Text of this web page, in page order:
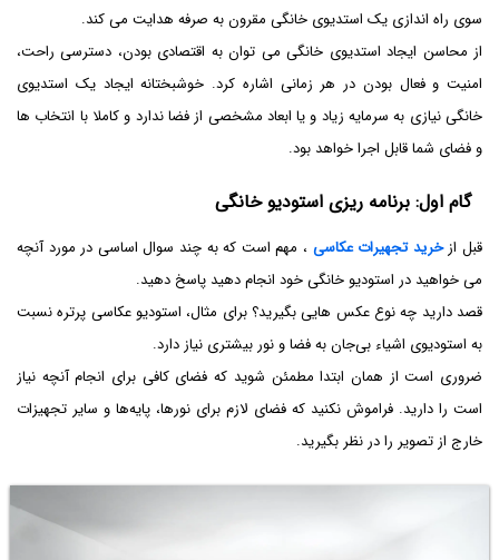
سوی راه اندازی یک استدیوی خانگی مقرون به صرفه هدایت می کند.
از محاسن ایجاد استدیوی خانگی می توان به اقتصادی بودن، دسترسی راحت،
امنیت و فعال بودن در هر زمانی اشاره کرد. خوشبختانه ایجاد یک استدیوی
خانگی نیازی به سرمایه زیاد و یا ابعاد مشخصی از فضا ندارد و کاملا با انتخاب ها
و فضای شما قابل اجرا خواهد بود.
گام اول: برنامه ریزی استودیو خانگی
قبل ازخرید تجهیرات عکاسی ، مهم است که به چند سوال اساسی در مورد آنچه
می خواهید در استودیو خانگی خود انجام دهید پاسخ دهید.
قصد دارید چه نوع عکس هایی بگیرید؟ برای مثال، استودیو عکاسی پرتره نسبت
به استودیوی اشیاء بی‌جان به فضا و نور بیشتری نیاز دارد.
ضروری است از همان ابتدا مطمئن شوید که فضای کافی برای انجام آنچه نیاز
است را دارید. فراموش نکنید که فضای لازم برای نورها، پایه‌ها و سایر تجهیزات
خارج از تصویر را در نظر بگیرید.